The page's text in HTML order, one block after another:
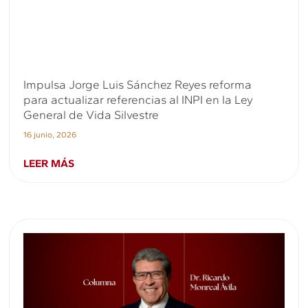
Impulsa Jorge Luis Sánchez Reyes reforma
para actualizar referencias al INPI en la Ley
General de Vida Silvestre
16 junio, 2026
LEER MÁS